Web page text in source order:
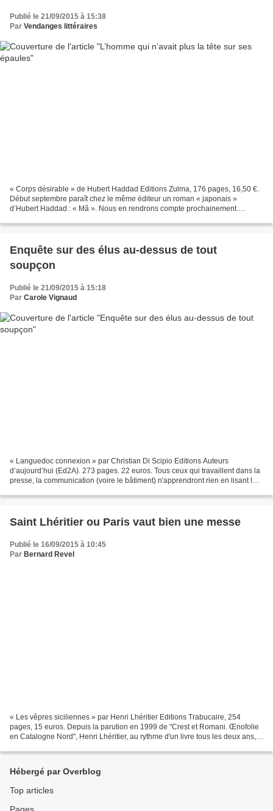
Publié le 21/09/2015 à 15:38
Par Vendanges littéraires
« Corps désirable » de Hubert Haddad Editions Zulma, 176 pages, 16,50 €.
Début septembre paraît chez le même éditeur un roman « japonais »
d’Hubert Haddad : « Mâ ». Nous en rendrons compte prochainement.
Enquête sur des élus au-dessus de tout
soupçon
Publié le 21/09/2015 à 15:18
Par Carole Vignaud
« Languedoc connexion » par Christian Di Scipio Editions Auteurs
d’aujourd’hui (Ed2A). 273 pages. 22 euros. Tous ceux qui travaillent dans la
presse, la communication (voire le bâtiment) n'apprendront rien en lisant le
Saint Lhéritier ou Paris vaut bien une messe
Publié le 16/09/2015 à 10:45
Par Bernard Revel
« Les vêpres siciliennes » par Henri Lhéritier Editions Trabucaire, 254
pages, 15 euros. Depuis la parution en 1999 de "Crest et Romani. Œnofolie
en Catalogne Nord", Henri Lhéritier, au rythme d'un livre tous les deux ans,
Hébergé par Overblog
Top articles